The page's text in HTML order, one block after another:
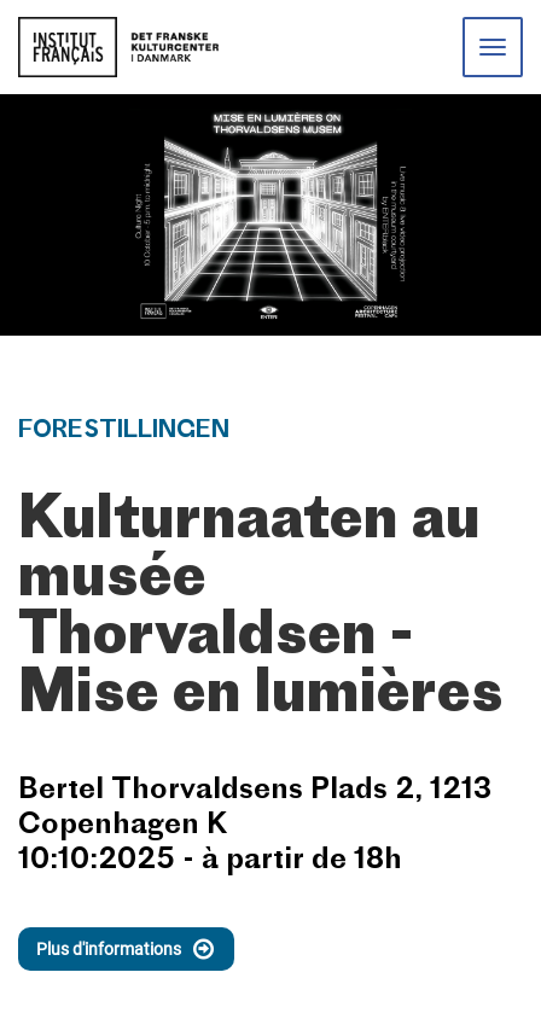
Toggle
FORESTILLINGEN
Kulturnaaten au
musée
Thorvaldsen -
Mise en lumières
Bertel Thorvaldsens Plads 2, 1213
Copenhagen K
10:10:2025 - à partir de 18h
Plus d'informations